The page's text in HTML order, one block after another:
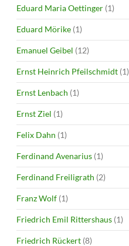
Eduard Maria Oettinger (1)
Eduard Mörike (1)
Emanuel Geibel (12)
Ernst Heinrich Pfeilschmidt (1)
Ernst Lenbach (1)
Ernst Ziel (1)
Felix Dahn (1)
Ferdinand Avenarius (1)
Ferdinand Freiligrath (2)
Franz Wolf (1)
Friedrich Emil Rittershaus (1)
Friedrich Rückert (8)